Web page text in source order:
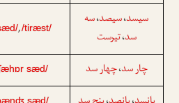
,/tiræst/ سیسد،سیصد،سه
سد،تیرست
sæd/ چار سد،چهار سد
sæd/